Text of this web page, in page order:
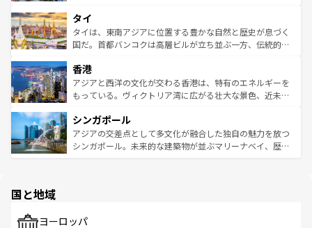
リティに包まれながら、韓国の多彩な魅力を心ゆくまで味
わってみてほしい。 なお、新着の韓国情報はコンテンツ一
覧を参照してほしい。
急速な発展と共に伝統が息づく。ハノイの古い町並みやホ
ーチミン市のフランス統治時代の建物も、独特の雰囲気を
醸し出している。また、バラエティの豊かさとおいしさで
とつ。フォーやバインミー、ベトナムコーヒーなどは、ぜ
ひ現地で味わいたい。どの地域を訪れてもあたたかい人々
が旅行者を迎えてくれるので、きっと忘れられない旅にな
参照してほしい。
タイ
タイは、東南アジアに位置する豊かな自然と歴史が息づく
国だ。首都バンコクは高層ビルが立ち並ぶ一方、伝統的な
の活気が交差している。北部ではチェンマイなどの山岳地
帯で自然と触れ合い、南部ではプーケットやクラビの美し
いビーチでリゾート気分を楽しむことができる。タイ料理
激する。気候は一年中温暖で、どの季節にも異なる楽しみ
が待っている。親しみやすいタイの人々、仏教を中心とし
た文化、そして多様な観光資源が、訪れる旅人を魅了し続
香港
アジアと西洋の文化が交わる香港は、特有のエネルギーを
もっている。ヴィクトリア湾に広がる壮大な景色、近未来
み、どこを訪れても感動するはず。観光スポットが密集し
ており、効率よく見どころを回れるのも魅力。息をのむよ
うな絶景から文化的な体験まで、香港を存分に楽しみ尽く
シンガポール
アジアの交差点として多文化が融合した独自の魅力を放つ
シンガポール。未来的な建築物が並ぶマリーナベイ、歴史
で、ホーカーズは地元の風情を楽しめる外せないスポット
国と地域
ヨーロッパ